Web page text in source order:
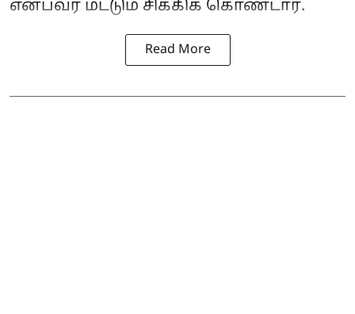
என்பவர் மட்டும் சிக்கிக் கொண்டார்.
Read More